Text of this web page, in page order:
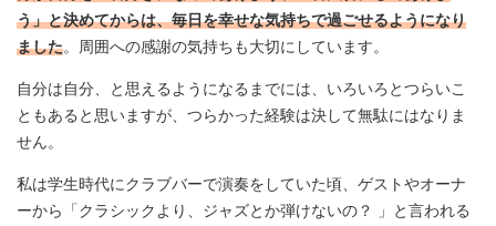
う」と決めてからは、毎日を幸せな気持ちで過ごせるようになり
ました。周囲への感謝の気持ちも大切にしています。
自分は自分、と思えるようになるまでには、いろいろとつらいこ
ともあると思いますが、つらかった経験は決して無駄にはなりま
せん。
私は学生時代にクラブバーで演奏をしていた頃、ゲストやオーナ
ーから「クラシックより、ジャズとか弾けないの？ 」と言われる